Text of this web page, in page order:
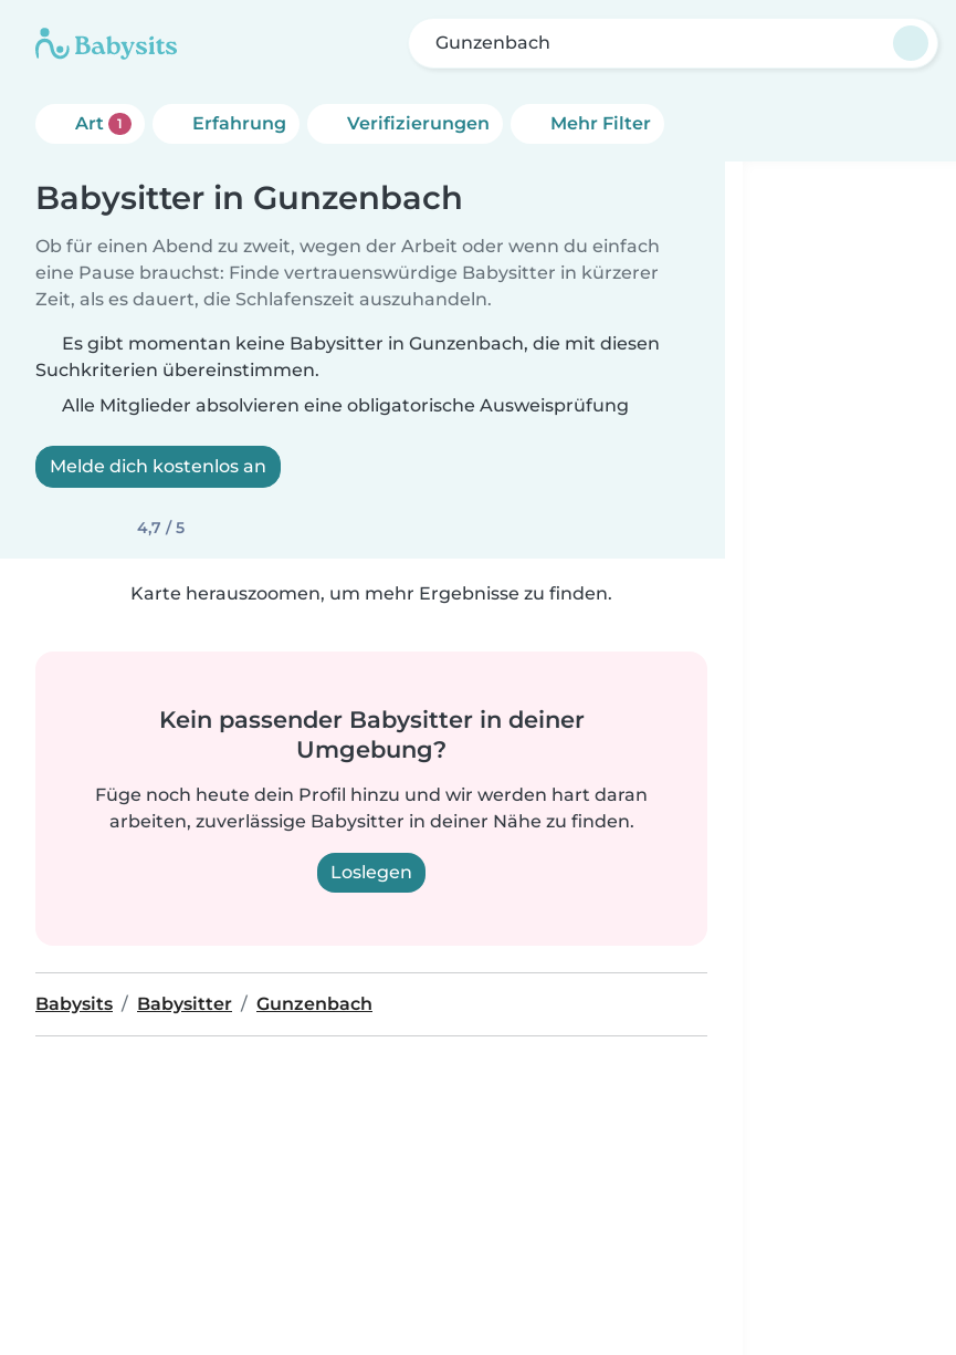
Gunzenbach
Art 1 Erfahrung Verifizierungen Mehr Filter
Babysitter in Gunzenbach
Ob für einen Abend zu zweit, wegen der Arbeit oder wenn du einfach
eine Pause brauchst: Finde vertrauenswürdige Babysitter in kürzerer
Zeit, als es dauert, die Schlafenszeit auszuhandeln.
Es gibt momentan keine Babysitter in Gunzenbach, die mit diesen
Suchkriterien übereinstimmen.
Alle Mitglieder absolvieren eine obligatorische Ausweisprüfung
Melde dich kostenlos an
4,7 / 5
Karte herauszoomen, um mehr Ergebnisse zu finden.
Kein passender Babysitter in deiner
Umgebung?
Füge noch heute dein Profil hinzu und wir werden hart daran
arbeiten, zuverlässige Babysitter in deiner Nähe zu finden.
Loslegen
Babysits Babysitter Gunzenbach